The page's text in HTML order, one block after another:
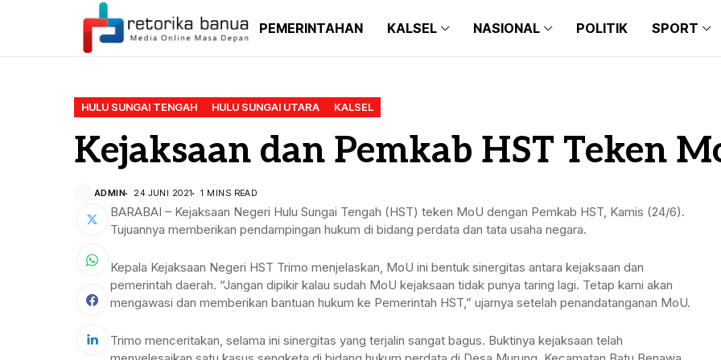
PEMERINTAHAN KALSEL
BANJARBARU
TAPIN
HULU SUNGAI SELATAN
HULU SUNGAI TENGAH
HULU SUNGAI UTARA
NASIONAL
JAKARTA
JAWA BARAT
JAWA TENGAH
MAKASSAR
MEDAN
POLITIK SPORT
BANJARMASIN
BANJAR
HULU SUNGAI SELATAN
HULU SUNGAI UTARA
TANAH BUMBU
BALANGAN
BALI
JAWA TIMUR
JAWA TENGAH
MEDAN
HULU SUNGAI TENGAH HULU SUNGAI UTARA KALSEL
Kejaksaan dan Pemkab HST Teken
ADMIN 24 JUNI 2021 1 MINS READ
BARABAI – Kejaksaan Negeri Hulu Sungai Tengah (HST) teken MoU dengan Pemkab HST, Kamis (24/6).
Tujuannya memberikan pendampingan hukum di bidang perdata dan tata usaha negara.
Kepala Kejaksaan Negeri HST Trimo menjelaskan, MoU ini bentuk sinergitas antara kejaksaan dan
pemerintah daerah. “Jangan dipikir kalau sudah MoU kejaksaan tidak punya taring lagi. Tetap kami akan
mengawasi dan memberikan bantuan hukum ke Pemerintah HST,” ujarnya setelah penandatanganan MoU.
Trimo menceritakan, selama ini sinergitas yang terjalin sangat bagus. Buktinya kejaksaan telah